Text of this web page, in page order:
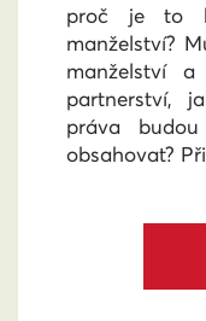
proč je to
manželství?
manželství
partnerství,
práva
obsahovat?